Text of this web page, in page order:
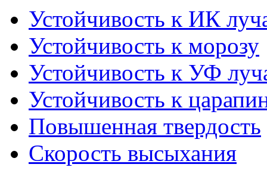
Устойчивость к ИК
Устойчивость к морозу
Устойчивость к УФ
Устойчивость к
Повышенная твердость
Скорость высыхания